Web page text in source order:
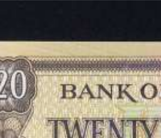
- NOTA DE 20 RUBLES 2000